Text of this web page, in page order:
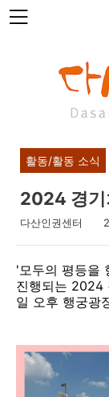
본
문
활동/활동 소식
2024 경기
다산인권센터
'모두의 평등을
진행되는 2024
일 오후 행궁광